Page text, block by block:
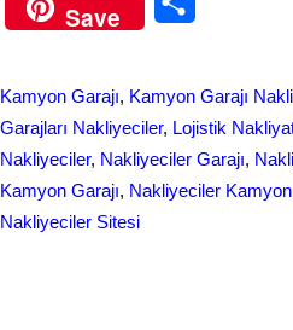
c
o
o
k
n
d
I
n
Save
r
e
Kamyon Garajı, Kamyon Garajı
Garajları Nakliyeciler, Lojistik
Nakliyeciler, Nakliyeciler Garajı,
Kamyon Garajı, Nakliyeciler Kamyon
Nakliyeciler Sitesi